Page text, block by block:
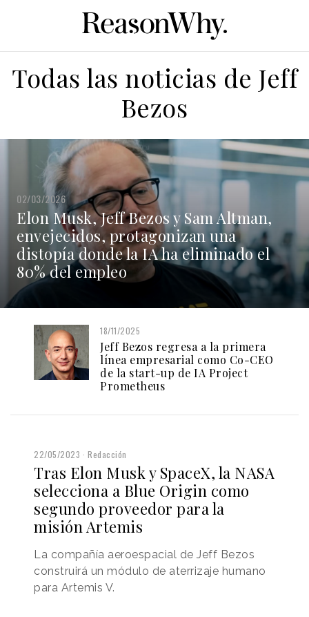
Todas las noticias de Jeff
Bezos
02/03/2026
Elon Musk, Jeff Bezos y Sam Altman,
envejecidos, protagonizan una
distopía donde la IA ha eliminado el
80% del empleo
18/11/2025
Jeff Bezos regresa a la primera
línea empresarial como Co-CEO
de la start-up de IA Project
Prometheus
22/05/2023 Redacción
Tras Elon Musk y SpaceX, la NASA
selecciona a Blue Origin como
segundo proveedor para la
misión Artemis
La compañía aeroespacial de Jeff Bezos
construirá un módulo de aterrizaje humano
para Artemis V.